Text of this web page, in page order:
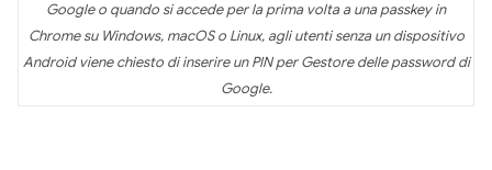
Google o quando si accede per la prima volta a una passkey in
Chrome su Windows, macOS o Linux, agli utenti senza un dispositivo
Android viene chiesto di inserire un PIN per Gestore delle password di
Google.